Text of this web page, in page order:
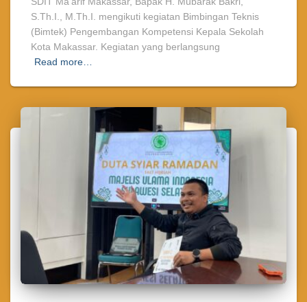
S.Th.I., M.Th.I. mengikuti kegiatan Bimbingan Teknis
(Bimtek) Pengembangan Kompetensi Kepala Sekolah
Kota Makassar. Kegiatan yang berlangsung
Read more…